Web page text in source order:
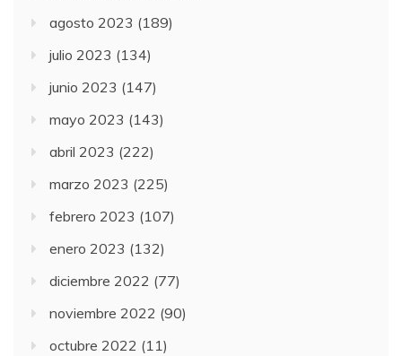
agosto 2023 (189)
julio 2023 (134)
junio 2023 (147)
mayo 2023 (143)
abril 2023 (222)
marzo 2023 (225)
febrero 2023 (107)
enero 2023 (132)
diciembre 2022 (77)
noviembre 2022 (90)
octubre 2022 (11)